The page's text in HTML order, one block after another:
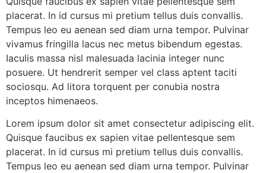
placerat. In id cursus mi pretium tellus duis convallis.
Tempus leo eu aenean sed diam urna tempor. Pulvinar
vivamus fringilla lacus nec metus bibendum egestas.
Iaculis massa nisl malesuada lacinia integer nunc
posuere. Ut hendrerit semper vel class aptent taciti
sociosqu. Ad litora torquent per conubia nostra
inceptos himenaeos.
Lorem ipsum dolor sit amet consectetur adipiscing elit.
Quisque faucibus ex sapien vitae pellentesque sem
placerat. In id cursus mi pretium tellus duis convallis.
Tempus leo eu aenean sed diam urna tempor. Pulvinar